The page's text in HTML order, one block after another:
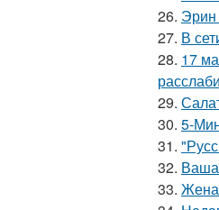
26. Эрин
27. В
28. 17
29.
30. 5-
31.
32. Ваша
33. Жена